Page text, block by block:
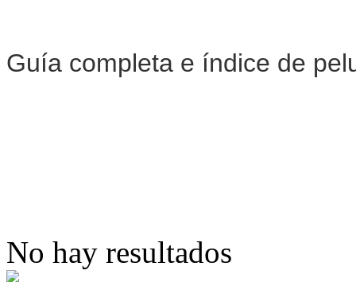
Guía completa e índice de
No hay resultados